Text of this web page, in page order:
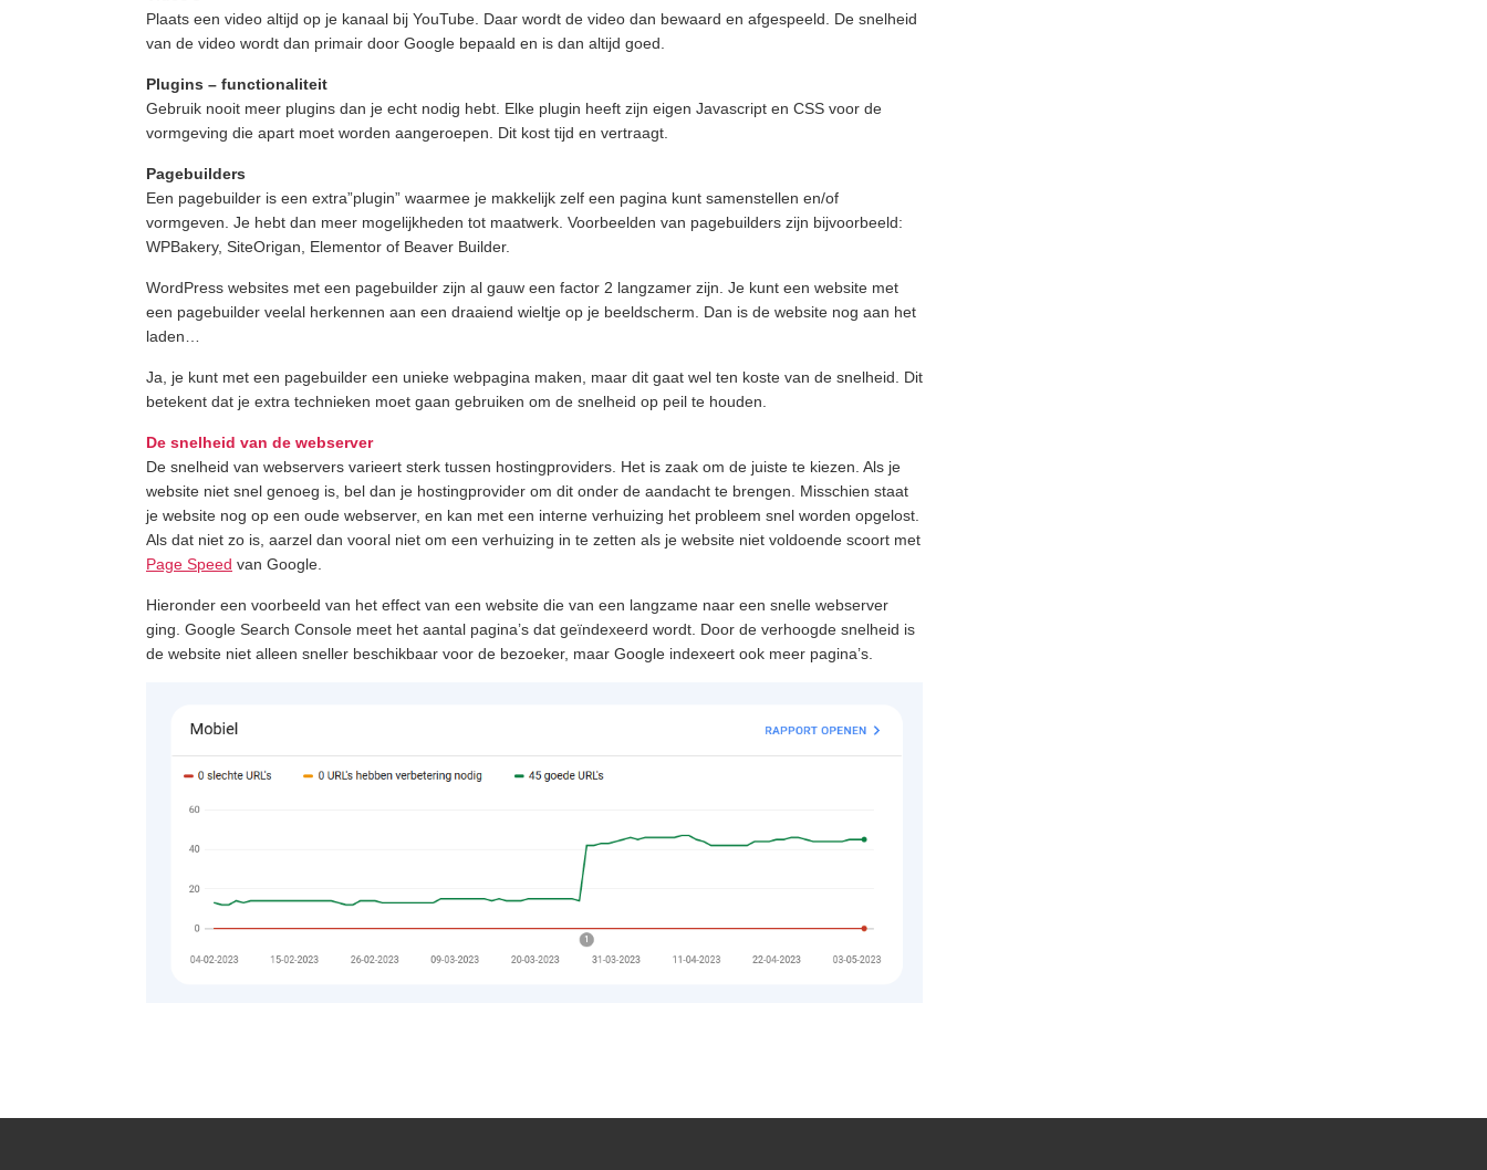
Plaats een video altijd op je kanaal bij YouTube. Daar wordt de video dan bewaard en afgespeeld. De snelheid
van de video wordt dan primair door Google bepaald en is dan altijd goed.
Plugins – functionaliteit
Gebruik nooit meer plugins dan je echt nodig hebt. Elke plugin heeft zijn eigen Javascript en CSS voor de
vormgeving die apart moet worden aangeroepen. Dit kost tijd en vertraagt.
Pagebuilders
Een pagebuilder is een extra”plugin” waarmee je makkelijk zelf een pagina kunt samenstellen en/of
vormgeven. Je hebt dan meer mogelijkheden tot maatwerk. Voorbeelden van pagebuilders zijn bijvoorbeeld:
WPBakery, SiteOrigan, Elementor of Beaver Builder.
WordPress websites met een pagebuilder zijn al gauw een factor 2 langzamer zijn. Je kunt een website met
een pagebuilder veelal herkennen aan een draaiend wieltje op je beeldscherm. Dan is de website nog aan het
laden…
Ja, je kunt met een pagebuilder een unieke webpagina maken, maar dit gaat wel ten koste van de snelheid. Dit
betekent dat je extra technieken moet gaan gebruiken om de snelheid op peil te houden.
De snelheid van de webserver
De snelheid van webservers varieert sterk tussen hostingproviders. Het is zaak om de juiste te kiezen. Als je
website niet snel genoeg is, bel dan je hostingprovider om dit onder de aandacht te brengen. Misschien staat
je website nog op een oude webserver, en kan met een interne verhuizing het probleem snel worden opgelost.
Als dat niet zo is, aarzel dan vooral niet om een verhuizing in te zetten als je website niet voldoende scoort met
Page Speed van Google.
Hieronder een voorbeeld van het effect van een website die van een langzame naar een snelle webserver
ging. Google Search Console meet het aantal pagina’s dat geïndexeerd wordt. Door de verhoogde snelheid is
de website niet alleen sneller beschikbaar voor de bezoeker, maar Google indexeert ook meer pagina’s.